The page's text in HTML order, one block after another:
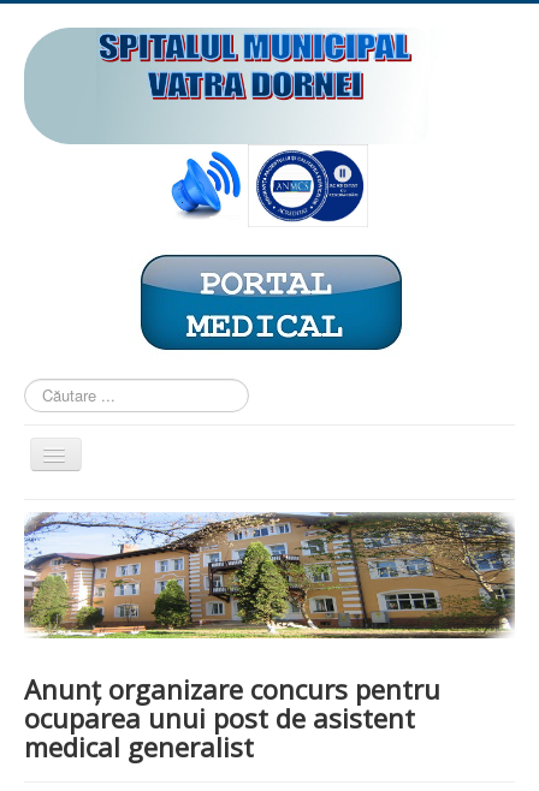
Căutare
...
Comută
navigarea
PREZENTARE
PREZENTARE SPITAL
ISTORIE
ACREDITĂRI/CERTIFICĂRI
CERTIFICAT ACREDITARE SPITAL
STRUCTURA SPITALULUI
SECŢIA OBSTETRICĂ GINECOLOGIE
SECŢIA CHIRURGIE
SECŢIA BOLI INFECŢIOASE
SECŢIA MEDICINĂ INTERNĂ
Anunț organizare concurs pentru
ocuparea unui post de asistent
medical generalist